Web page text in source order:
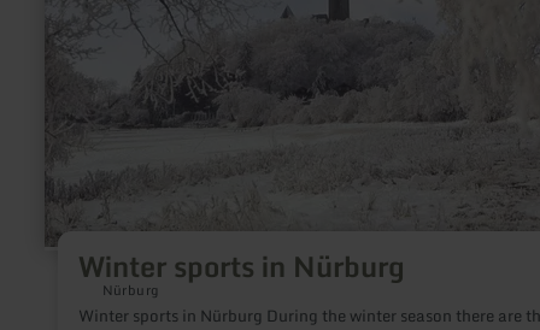
Winter sports in Nürburg
Nürburg
Winter sports in Nürburg During the winter season there are